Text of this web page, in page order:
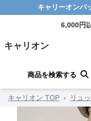
キャリーオンバ
6,000円
キャリオン
商品を検索する
キャリオン TOP › リュ